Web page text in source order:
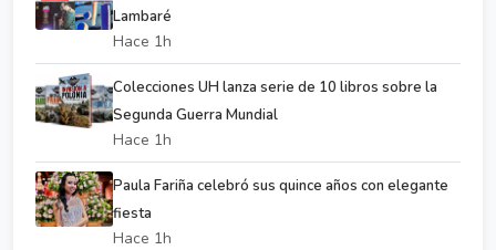
Lambaré
Hace 1h
Colecciones UH lanza serie de 10 libros sobre la
Segunda Guerra Mundial
Hace 1h
Paula Fariña celebró sus quince años con elegante
fiesta
Hace 1h